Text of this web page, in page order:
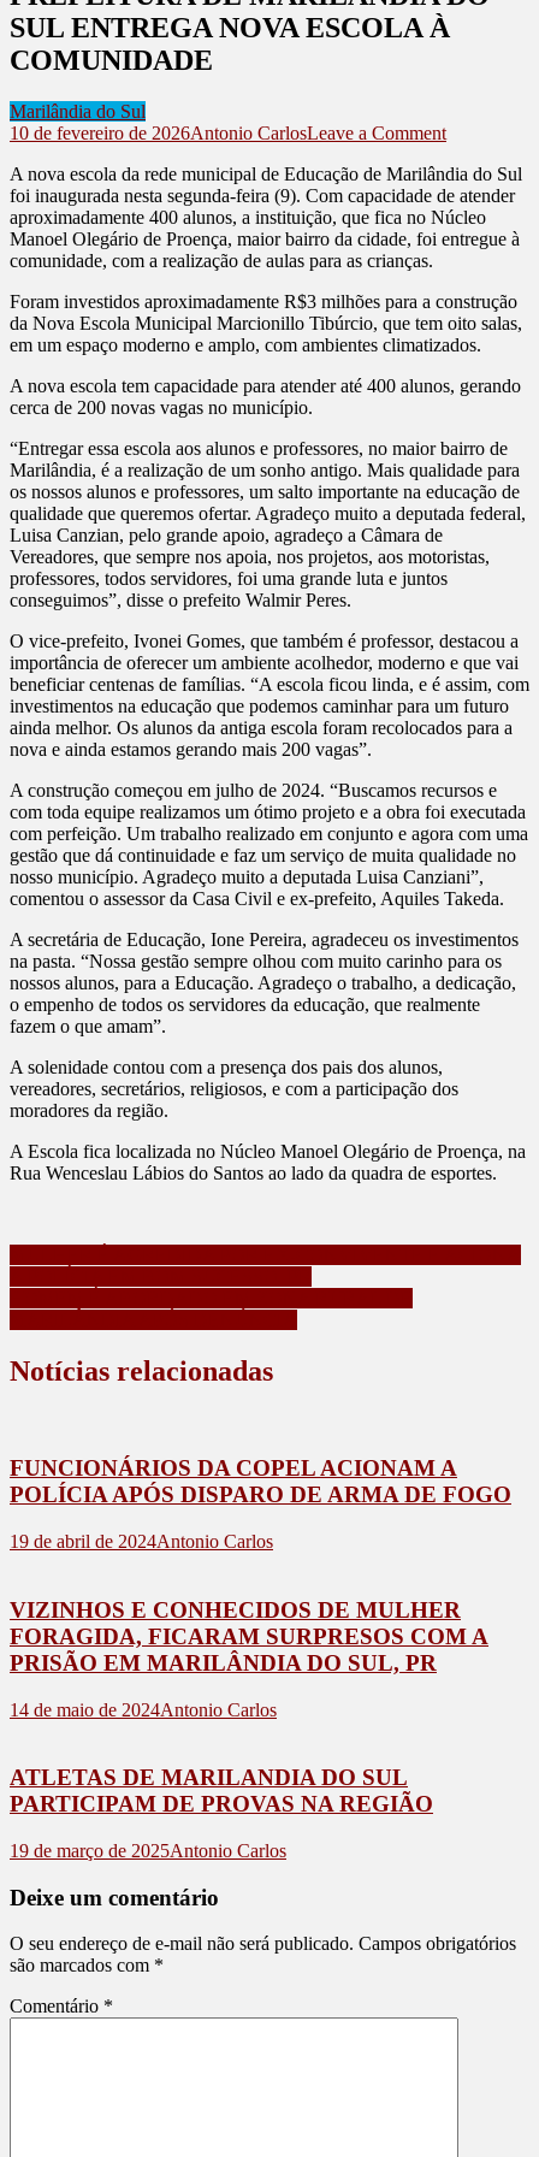
SUL ENTREGA NOVA ESCOLA À
COMUNIDADE
Marilândia do Sul
10 de fevereiro de 2026Antonio CarlosLeave a Commenton
DE
DO
SUL
ESCOLA
À
A nova escola da rede municipal de Educação de Marilândia do Sul
foi inaugurada nesta segunda-feira (9). Com capacidade de atender
aproximadamente 400 alunos, a instituição, que fica no Núcleo
Manoel Olegário de Proença, maior bairro da cidade, foi entregue à
comunidade, com a realização de aulas para as crianças.
Foram investidos aproximadamente R$3 milhões para a construção
da Nova Escola Municipal Marcionillo Tibúrcio, que tem oito salas,
em um espaço moderno e amplo, com ambientes climatizados.
A nova escola tem capacidade para atender até 400 alunos, gerando
cerca de 200 novas vagas no município.
“Entregar essa escola aos alunos e professores, no maior bairro de
Marilândia, é a realização de um sonho antigo. Mais qualidade para
os nossos alunos e professores, um salto importante na educação de
qualidade que queremos ofertar. Agradeço muito a deputada federal,
Luisa Canzian, pelo grande apoio, agradeço a Câmara de
Vereadores, que sempre nos apoia, nos projetos, aos motoristas,
professores, todos servidores, foi uma grande luta e juntos
conseguimos”, disse o prefeito Walmir Peres.
O vice-prefeito, Ivonei Gomes, que também é professor, destacou a
importância de oferecer um ambiente acolhedor, moderno e que vai
beneficiar centenas de famílias. “A escola ficou linda, e é assim, com
investimentos na educação que podemos caminhar para um futuro
ainda melhor. Os alunos da antiga escola foram recolocados para a
nova e ainda estamos gerando mais 200 vagas”.
A construção começou em julho de 2024. “Buscamos recursos e
com toda equipe realizamos um ótimo projeto e a obra foi executada
com perfeição. Um trabalho realizado em conjunto e agora com uma
gestão que dá continuidade e faz um serviço de muita qualidade no
nosso município. Agradeço muito a deputada Luisa Canziani”,
comentou o assessor da Casa Civil e ex-prefeito, Aquiles Takeda.
A secretária de Educação, Ione Pereira, agradeceu os investimentos
na pasta. “Nossa gestão sempre olhou com muito carinho para os
nossos alunos, para a Educação. Agradeço o trabalho, a dedicação,
o empenho de todos os servidores da educação, que realmente
fazem o que amam”.
A solenidade contou com a presença dos pais dos alunos,
vereadores, secretários, religiosos, e com a participação dos
moradores da região.
A Escola fica localizada no Núcleo Manoel Olegário de Proença, na
Rua Wenceslau Lábios do Santos ao lado da quadra de esportes.
Navegação
de
Post
Notícias relacionadas
FUNCIONÁRIOS DA COPEL ACIONAM A
POLÍCIA APÓS DISPARO DE ARMA DE FOGO
19 de abril de 2024Antonio Carlos
VIZINHOS E CONHECIDOS DE MULHER
FORAGIDA, FICARAM SURPRESOS COM A
PRISÃO EM MARILÂNDIA DO SUL, PR
14 de maio de 2024Antonio Carlos
ATLETAS DE MARILANDIA DO SUL
PARTICIPAM DE PROVAS NA REGIÃO
19 de março de 2025Antonio Carlos
Deixe um comentário
O seu endereço de e-mail não será publicado. Campos obrigatórios
são marcados com *
Comentário *